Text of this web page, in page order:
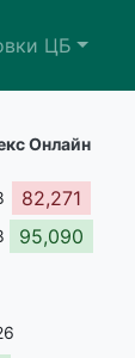
ЦБ
Онлайн
82,271
95,090